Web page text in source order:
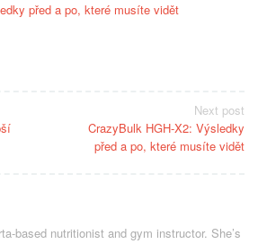
před a po, které musíte vidět
Next post
CrazyBulk HGH-X2: Výsledky
před a po, které musíte vidět
based nutritionist and gym instructor. She’s